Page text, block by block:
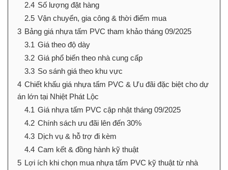
2.4 Số lượng đặt hàng
2.5 Vận chuyển, gia công & thời điểm mua
3 Bảng giá nhựa tấm PVC tham khảo tháng 09/2025
3.1 Giá theo độ dày
3.2 Giá phổ biến theo nhà cung cấp
3.3 So sánh giá theo khu vực
4 Chiết khấu giá nhựa tấm PVC & Ưu đãi đặc biệt cho dự
án lớn tại Nhiệt Phát Lộc
4.1 Giá nhựa tấm PVC cập nhật tháng 09/2025
4.2 Chính sách ưu đãi lên đến 30%
4.3 Dịch vụ & hỗ trợ đi kèm
4.4 Cam kết & đồng hành kỹ thuật
5 Lợi ích khi chọn mua nhựa tấm PVC kỹ thuật từ nhà